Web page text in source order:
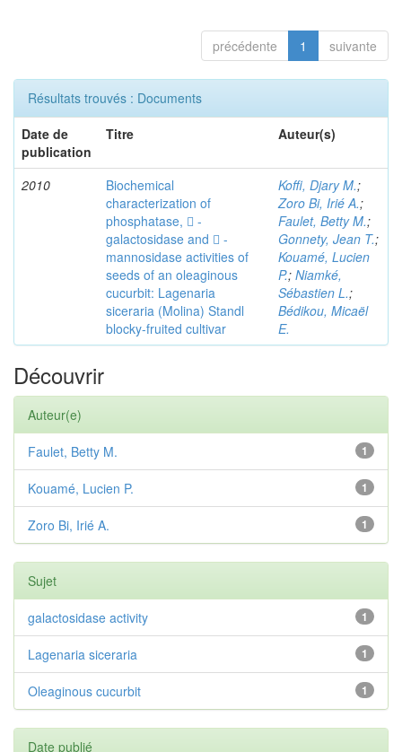
précédente 1 suivante
Résultats trouvés : Documents
Date de
publication
Titre Auteur(s)
2010
Biochemical
characterization of
phosphatase,  -
galactosidase and  -
mannosidase activities of
seeds of an oleaginous
cucurbit: Lagenaria
siceraria (Molina) Standl
blocky-fruited cultivar
Koffi, Djary M.;
Zoro Bi, Irié A.;
Faulet, Betty M.;
Gonnety, Jean T.;
Kouamé, Lucien
P.; Niamké,
Sébastien L.;
Bédikou, Micaël
E.
Découvrir
Auteur(e)
1
Faulet, Betty M.
1
Kouamé, Lucien P.
1
Zoro Bi, Irié A.
Sujet
1
galactosidase activity
1
Lagenaria siceraria
1
Oleaginous cucurbit
Date publié